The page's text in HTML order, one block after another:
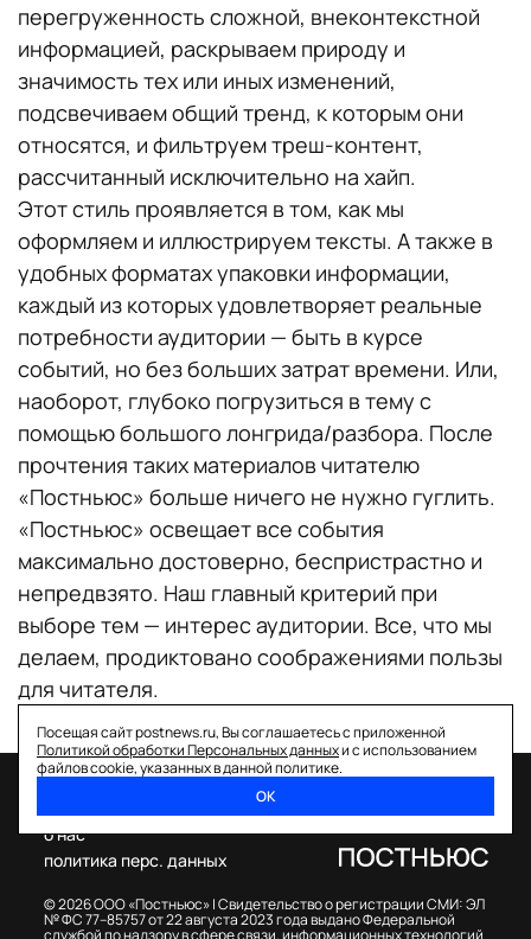
перегруженность сложной, внеконтекстной
информацией, раскрываем природу и
значимость тех или иных изменений,
подсвечиваем общий тренд, к которым они
относятся, и фильтруем треш-контент,
рассчитанный исключительно на хайп.
Этот стиль проявляется в том, как мы
оформляем и иллюстрируем тексты. А также в
удобных форматах упаковки информации,
каждый из которых удовлетворяет реальные
потребности аудитории — быть в курсе
событий, но без больших затрат времени. Или,
наоборот, глубоко погрузиться в тему с
помощью большого лонгрида/разбора. После
прочтения таких материалов читателю
«Постньюс» больше ничего не нужно гуглить.
«Постньюс» освещает все события
максимально достоверно, беспристрастно и
непредвзято. Наш главный критерий при
выборе тем — интерес аудитории. Все, что мы
делаем, продиктовано соображениями пользы
для читателя.
Посещая сайт postnews.ru, Вы соглашаетесь с приложенной
Политикой обработки Персональных данныхи с использованием
файлов cookie, указанных в данной политике.
ОК
© 2026 ООО «Постньюс» |Свидетельство о регистрации СМИ: ЭЛ
№ ФС 77–85757 от 22 августа 2023 года выдано Федеральной
службой по надзору в сфере связи, информационных технологий
о нас
политика перс. данных